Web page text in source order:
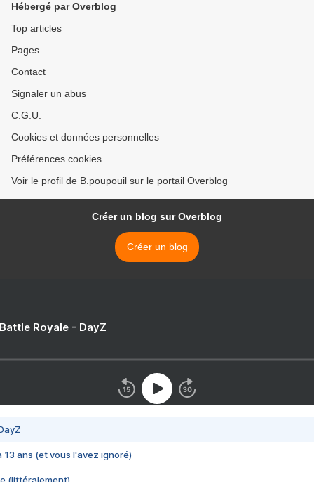
Hébergé par Overblog
Top articles
Pages
Contact
Signaler un abus
C.G.U.
Cookies et données personnelles
Préférences cookies
Voir le profil de B.poupouil sur le portail Overblog
Créer un blog sur Overblog
Créer un blog
Royale - DayZ
13 ans (et vous l'avez ignoré)